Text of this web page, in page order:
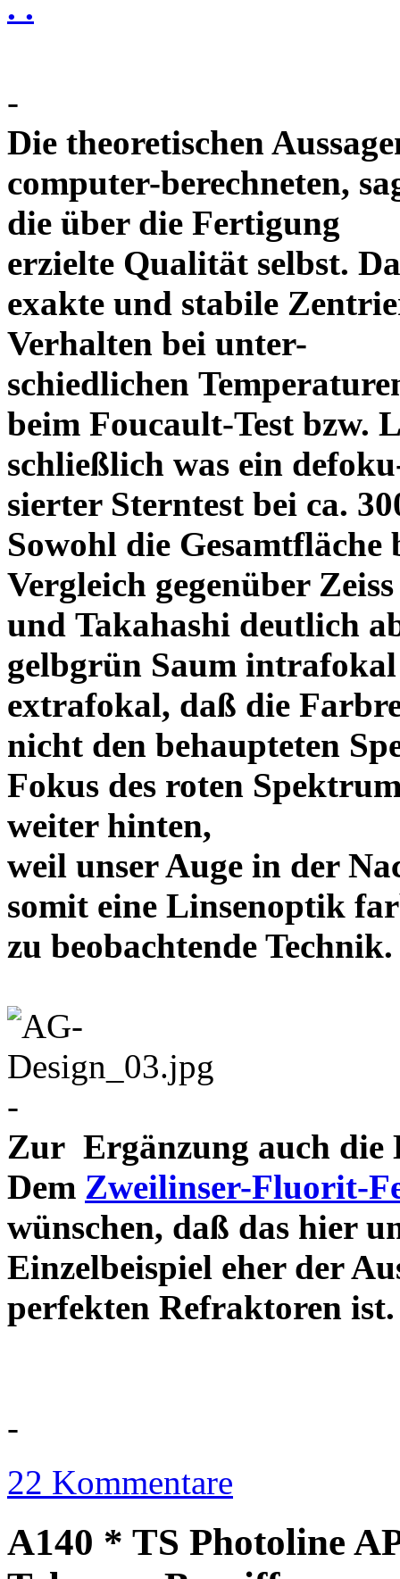
-
Die theoretischen
computer-berechneten,
die über die Fertigung
erzielte Qualität selbst.
exakte und stabile
Verhalten bei unter-
schiedlichen
beim Foucault-Test bzw.
schließlich was ein
sierter Sterntest bei ca.
Sowohl die
Vergleich gegenüber Zeiss
und Takahashi deutlich
gelbgrün Saum
extrafokal, daß die
nicht den behaupteten
Fokus des roten
weiter hinten,
weil unser Auge in der
somit eine Linsenoptik
zu beobachtende
-
Zur Ergänzung auch die
Dem Zweilinser-Fluorit-
wünschen, daß das hier
Einzelbeispiel eher der
perfekten
-
22 Kommentare
A140 * TS Photoline